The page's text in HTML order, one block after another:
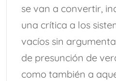
se van a convertir,
una crítica a los
vacíos sin
de presunción de
como también a